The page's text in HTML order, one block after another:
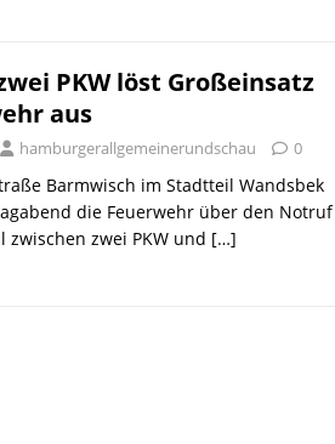
PKW löst Großeinsatz
aus
hamburgerallgemeinerundschau 0
Barmwisch im Stadtteil Wandsbek
die Feuerwehr über den Notruf
zwischen zwei PKW und […]